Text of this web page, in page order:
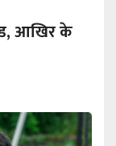
आखिर के